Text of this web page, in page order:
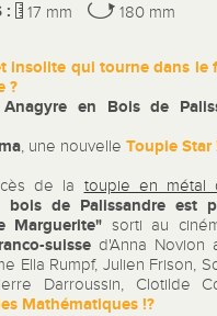
: 17 mm 180 mm
insolite qui tourne dans le
?
en Bois de
, une nouvelleToupie Star
de la toupie en métal
bois de Palissandre est
Marguerite" sorti au
suissed'Anna Novion
Ella Rumpf, Julien Frison,
Darroussin, Clotilde
Mathématiques !?